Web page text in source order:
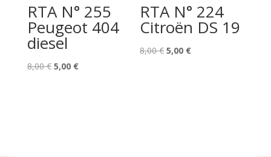
RTA N° 255
Peugeot 404
diesel
8,00€ Le
5,00 €Le
RTA N° 224
Citroën DS 19
8,00€ Le
5,00 €Le